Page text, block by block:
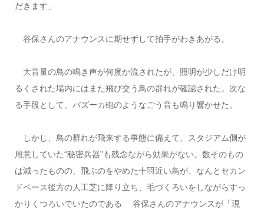
だきます」
谷保さんのアナウンスに期せずして拍手がわきあがる。
大音量の鳥の鳴き声が何度か流されたが、照明が少しだけ明
るくされた場内にはまた飛び交う鳥の群れが確認された。次な
る手段として、バズーカ砲のようなごう音も鳴り響かせた。
しかし、鳥の群れが飛来する事態に備えて、スタジアム側が
用意していた“秘密兵器”も残念ながら効果がない。数そのもの
は減ったものの、飛ぶのをやめた十羽近い鳥が、なんとセカン
ドベース後方の人工芝に降り立ち、毛づくろいをしながらすっ
かりくつろいでいたのである 谷保さんのアナウンスが「現